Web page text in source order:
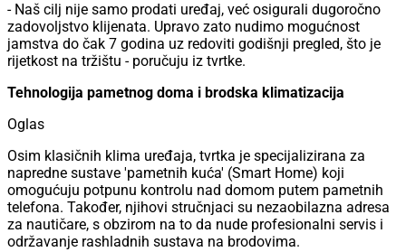
- Naš cilj nije samo prodati uređaj, već osigurali dugoročno
zadovoljstvo klijenata. Upravo zato nudimo mogućnost
jamstva do čak 7 godina uz redoviti godišnji pregled, što je
rijetkost na tržištu - poručuju iz tvrtke.
Tehnologija pametnog doma i brodska klimatizacija
Oglas
Osim klasičnih klima uređaja, tvrtka je specijalizirana za
napredne sustave 'pametnih kuća' (Smart Home) koji
omogućuju potpunu kontrolu nad domom putem pametnih
telefona. Također, njihovi stručnjaci su nezaobilazna adresa
za nautičare, s obzirom na to da nude profesionalni servis i
održavanje rashladnih sustava na brodovima.